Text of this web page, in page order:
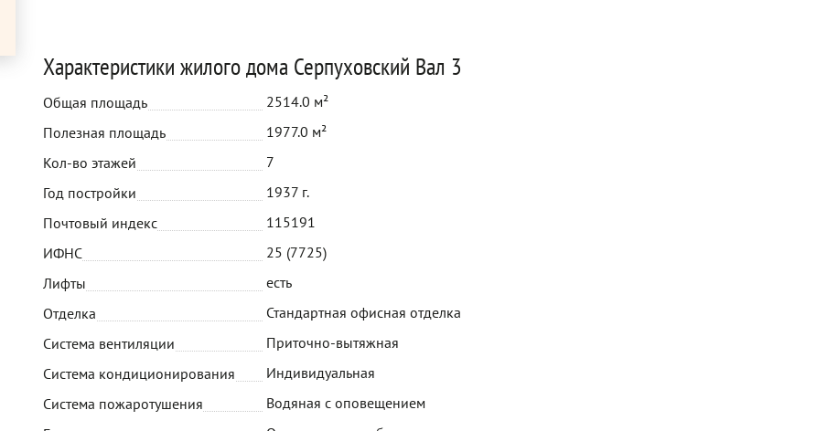
Характеристики жилого дома Серпуховский Вал 3
Общая площадь
2514.0 м²
Полезная площадь
1977.0 м²
Кол-во этажей
7
Год постройки
1937 г.
Почтовый индекс
115191
ИФНС
25 (7725)
Лифты
есть
Отделка
Стандартная офисная отделка
Система вентиляции
Приточно-вытяжная
Система кондиционирования
Индивидуальная
Система пожаротушения
Водяная с оповещением